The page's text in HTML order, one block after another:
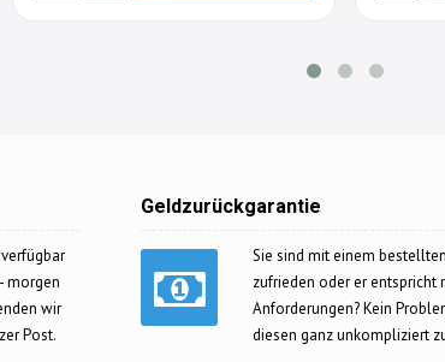
morgen
wir
Post.
Geldzurückgarantie
Sie sind mit einem
zufrieden oder er entspricht
Anforderungen? Kein
diesen ganz unkompliziert